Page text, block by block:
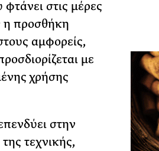
στις μέρες
η προσθήκη
αμφορείς,
με
χρήσης
στην
τεχνικής,